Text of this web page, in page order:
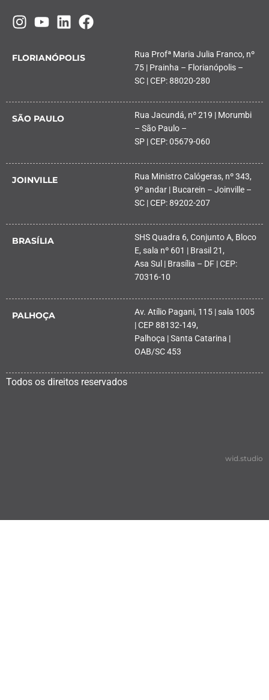
FLORIANÓPOLIS
Rua Profª Maria Julia Franco, nº
75 | Prainha – Florianópolis –
SC | CEP: 88020-280
SÃO PAULO
Rua Jacundá, nº 219 | Morumbi
– São Paulo –
SP | CEP: 05679-060
JOINVILLE
Rua Ministro Calógeras, nº 343,
9º andar | Bucarein – Joinville –
SC | CEP: 89202-207
BRASÍLIA
SHS Quadra 6, Conjunto A, Bloco
E, sala nº 601 | Brasil 21,
Asa Sul | Brasília – DF | CEP:
70316-10
PALHOÇA
Av. Atílio Pagani, 115 | sala 1005
| CEP 88132-149,
Palhoça | Santa Catarina |
OAB/SC 453
Todos os direitos reservados
wid.studio